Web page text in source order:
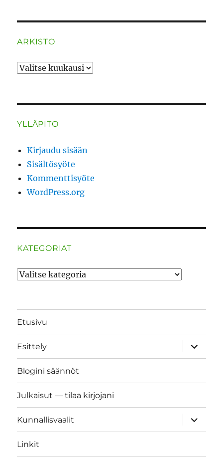
ARKISTO
ARKISTO
YLLÄPITO
Kirjaudu sisään
Sisältösyöte
Kommenttisyöte
WordPress.org
KATEGORIAT
Kategoriat
Etusivu
Esittely
näytä
Blogini säännöt
Julkaisut — tilaa kirjojani
Kunnallisvaalit
näytä
Linkit